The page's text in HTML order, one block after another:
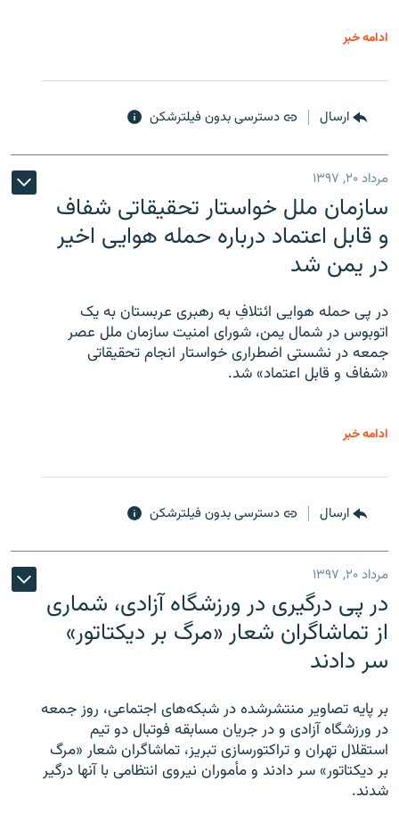
ادامه خبر
ارسال دسترسی بدون فیلترشکن
مرداد ۲۰, ۱۳۹۷
سازمان ملل خواستار تحقیقاتی شفاف
و قابل اعتماد درباره حمله هوایی اخیر
در یمن شد
در پی حمله هوایی ائتلافِ به رهبری عربستان به یک
اتوبوس در شمال یمن، شورای امنیت سازمان ملل عصر
جمعه در نشستی اضطراری خواستار انجام تحقیقاتی
«شفاف و قابل اعتماد» شد.
ادامه خبر
ارسال دسترسی بدون فیلترشکن
مرداد ۲۰, ۱۳۹۷
در پی درگیری در ورزشگاه آزادی، شماری
از تماشاگران شعار «مرگ بر دیکتاتور»
سر دادند
بر پایه تصاویر منتشرشده در شبکه‌های اجتماعی، روز جمعه
در ورزشگاه آزادی و در جریان مسابقه فوتبال دو تیم
استقلال تهران و تراکتورسازی تبریز، تماشاگران شعار «مرگ
بر دیکتاتور» سر دادند و مأموران نیروی انتظامی با آنها درگیر
شدند.